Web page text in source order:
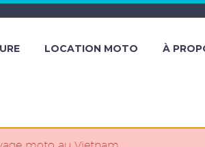
LOCATION MOTO À